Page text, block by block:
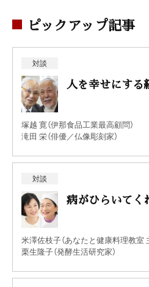
ピックアップ記事
対談
人を幸せにする
塚越 寛（伊那食品工業最高顧問）
滝田 栄（俳優／仏像彫刻家）
対談
病がひらいてく
米澤佐枝子（あなたと健康料理教室
栗生隆子（発酵生活研究家）